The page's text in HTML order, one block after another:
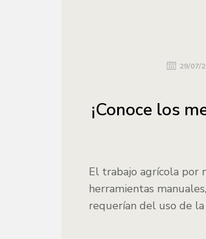
29/07/
¡Conoce los
El trabajo agrícola por
herramientas
requerían del uso de